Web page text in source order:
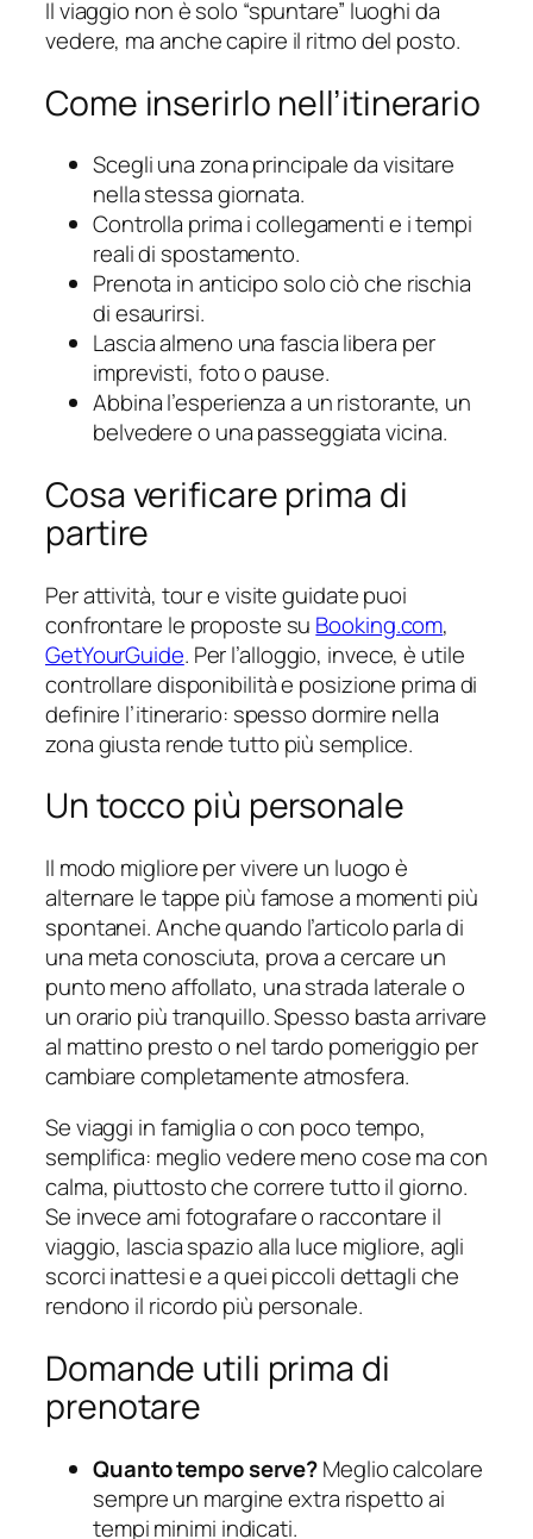
Il viaggio non è solo “spuntare” luoghi da
vedere, ma anche capire il ritmo del posto.
Come inserirlo nell’itinerario
Scegli una zona principale da visitare
nella stessa giornata.
Controlla prima i collegamenti e i tempi
reali di spostamento.
Prenota in anticipo solo ciò che rischia
di esaurirsi.
Lascia almeno una fascia libera per
imprevisti, foto o pause.
Abbina l’esperienza a un ristorante, un
belvedere o una passeggiata vicina.
Cosa verificare prima di
partire
Per attività, tour e visite guidate puoi
confrontare le proposte su Booking.com,
GetYourGuide. Per l’alloggio, invece, è utile
controllare disponibilità e posizione prima di
definire l’itinerario: spesso dormire nella
zona giusta rende tutto più semplice.
Un tocco più personale
Il modo migliore per vivere un luogo è
alternare le tappe più famose a momenti più
spontanei. Anche quando l’articolo parla di
una meta conosciuta, prova a cercare un
punto meno affollato, una strada laterale o
un orario più tranquillo. Spesso basta arrivare
al mattino presto o nel tardo pomeriggio per
cambiare completamente atmosfera.
Se viaggi in famiglia o con poco tempo,
semplifica: meglio vedere meno cose ma con
calma, piuttosto che correre tutto il giorno.
Se invece ami fotografare o raccontare il
viaggio, lascia spazio alla luce migliore, agli
scorci inattesi e a quei piccoli dettagli che
rendono il ricordo più personale.
Domande utili prima di
prenotare
Quanto tempo serve?Meglio calcolare
sempre un margine extra rispetto ai
tempi minimi indicati.